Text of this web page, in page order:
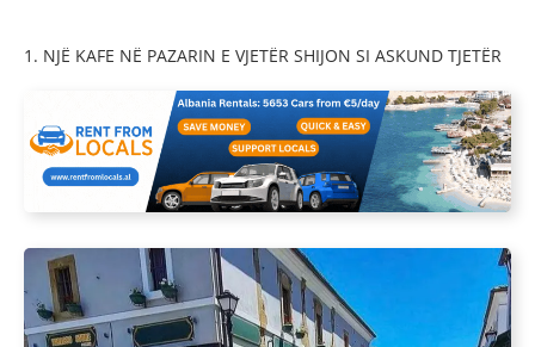
1. NJË KAFE NË PAZARIN E VJETËR SHIJON SI ASKUND TJETËR